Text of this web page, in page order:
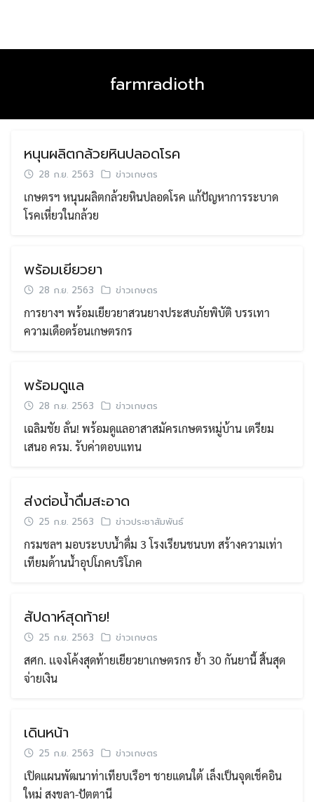
farmradioth
หนุนผลิตกล้วยหินปลอดโรค
28 ก.ย. 2563 ข่าวเกษตร
เกษตรฯ หนุนผลิตกล้วยหินปลอดโรค แก้ปัญหาการระบาด
โรคเหี่ยวในกล้วย
พร้อมเยียวยา
28 ก.ย. 2563 ข่าวเกษตร
การยางฯ พร้อมเยียวยาสวนยางประสบภัยพิบัติ บรรเทา
ความเดือดร้อนเกษตรกร
พร้อมดูแล
28 ก.ย. 2563 ข่าวเกษตร
เฉลิมชัย ลั่น! พร้อมดูแลอาสาสมัครเกษตรหมู่บ้าน เตรียม
เสนอ ครม. รับค่าตอบแทน
ส่งต่อน้ำดื่มสะอาด
25 ก.ย. 2563 ข่าวประชาสัมพันธ์
กรมชลฯ มอบระบบน้ำดื่ม 3 โรงเรียนชนบท สร้างความเท่า
เทียมด้านน้ำอุปโภคบริโภค
สัปดาห์สุดท้าย!
25 ก.ย. 2563 ข่าวเกษตร
สศก. เเจงโค้งสุดท้ายเยียวยาเกษตรกร ย้ำ 30 กันยานี้ สิ้นสุด
จ่ายเงิน
เดินหน้า
25 ก.ย. 2563 ข่าวเกษตร
เปิดแผนพัฒนาท่าเทียบเรือฯ ชายแดนใต้ เล็งเป็นจุดเช็คอิน
ใหม่ สงขลา-ปัตตานี